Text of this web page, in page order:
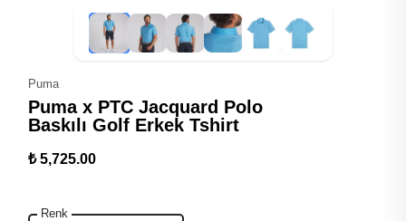
Puma
Puma x PTC Jacquard Polo
Baskılı Golf Erkek Tshirt
₺ 5,725.00
Renk